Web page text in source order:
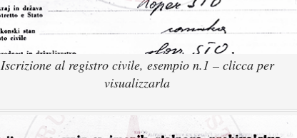
Iscrizione al registro civile, esempio n.1 – clicca per
visualizzarla